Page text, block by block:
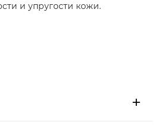
и упругости кожи.